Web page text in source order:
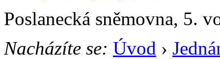
Poslanecká sněmovna, 5.
Nacházíte se: Úvod ›